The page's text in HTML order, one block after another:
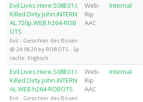
Evil.Lives.Here.S08E01.I.
Killed.Dirty.John.iNTERN
AL.720p.WEB.h264-ROB
OTS
Evil - Gesichter des Bösen
@ 24.08.20 by ROBOTS - Sp
rache: Englisch
Web-
Rip
AAC
Internal
Evil.Lives.Here.S08E01.I.
Killed.Dirty.John.iNTERN
AL.WEB.h264-ROBOTS
Evil - Gesichter des Bösen
Web-
Rip
AAC
Internal